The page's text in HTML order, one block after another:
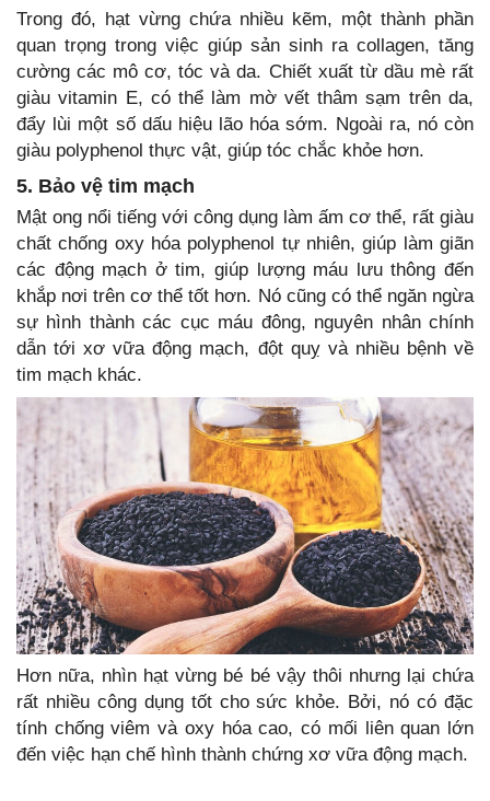
Trong đó, hạt vừng chứa nhiều kẽm, một thành phần
quan trọng trong việc giúp sản sinh ra collagen, tăng
cường các mô cơ, tóc và da. Chiết xuất từ dầu mè rất
giàu vitamin E, có thể làm mờ vết thâm sạm trên da,
đẩy lùi một số dấu hiệu lão hóa sớm. Ngoài ra, nó còn
giàu polyphenol thực vật, giúp tóc chắc khỏe hơn.
5. Bảo vệ tim mạch
Mật ong nổi tiếng với công dụng làm ấm cơ thể, rất giàu
chất chống oxy hóa polyphenol tự nhiên, giúp làm giãn
các động mạch ở tim, giúp lượng máu lưu thông đến
khắp nơi trên cơ thể tốt hơn. Nó cũng có thể ngăn ngừa
sự hình thành các cục máu đông, nguyên nhân chính
dẫn tới xơ vữa động mạch, đột quỵ và nhiều bệnh về
tim mạch khác.
Hơn nữa, nhìn hạt vừng bé bé vậy thôi nhưng lại chứa
rất nhiều công dụng tốt cho sức khỏe. Bởi, nó có đặc
tính chống viêm và oxy hóa cao, có mối liên quan lớn
đến việc hạn chế hình thành chứng xơ vữa động mạch.